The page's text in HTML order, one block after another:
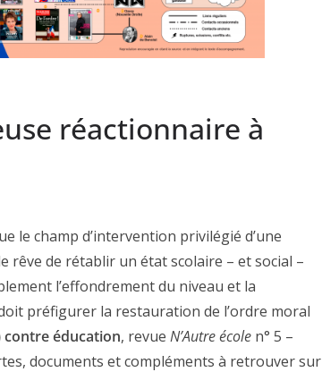
réactionnaire à
le champ d’intervention privilégié d’une
rêve de rétablir un état scolaire – et social –
l’effondrement du niveau et la
préfigurer la restauration de l’ordre moral
contre éducation, revue N’Autre école n° 5 –
documents et compléments à retrouver sur